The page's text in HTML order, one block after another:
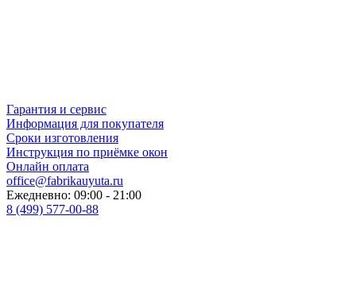
Гарантия и сервис
Информация для покупателя
Сроки изготовления
Инструкция по приёмке окон
Онлайн оплата
office@fabrikauyuta.ru
Ежедневно: 09:00 - 21:00
8 (499) 577-00-88